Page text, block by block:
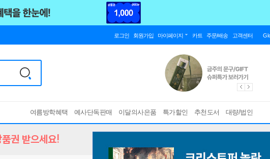
로그인 회원가입 마이페이지 카트 주문/배송 고객센터
여름방학혜택 예사단독판매 이달의사은품 특가할인 추천도서 대량/법인
권 받으세요!